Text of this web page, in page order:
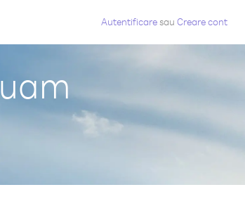
Autentificaresau Creare cont